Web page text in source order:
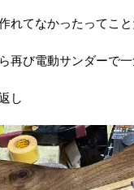
れてなかったってこ
再び電動サンダーで
し